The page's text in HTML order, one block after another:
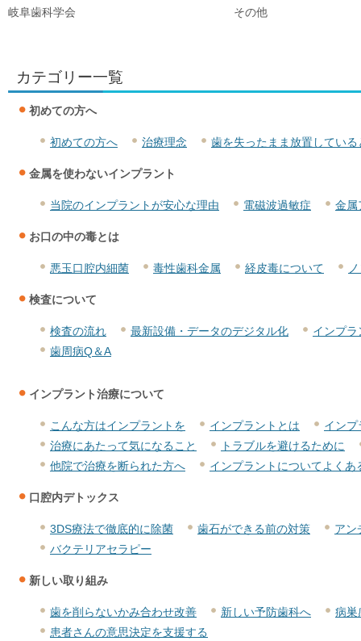
岐阜歯科学会
その他
カテゴリー一覧
初めての方へ
初めての方へ 治療理念 歯を失ったまま放置している
金属を使わないインプラント
当院のインプラントが安心な理由 電磁波過敏症 金属
お口の中の毒とは
悪玉口腔内細菌 毒性歯科金属 経皮毒について
検査について
検査の流れ 最新設備・データのデジタル化
インプ
歯周病Q＆A
インプラント治療について
こんな方はインプラントを インプラントとは
インプ
治療にあたって気になること
トラブルを避けるために
他院で治療を断られた方へ
インプラントについてよくあ
口腔内デトックス
3DS療法で徹底的に除菌 歯石ができる前の対策
アン
バクテリアセラピー
新しい取り組み
歯を削らないかみ合わせ改善 新しい予防歯科へ
病巣
患者さんの意思決定を支援する